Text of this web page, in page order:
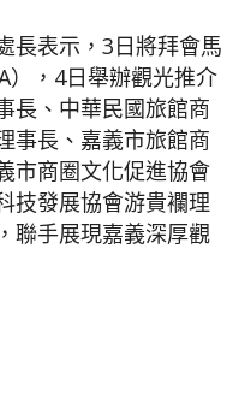
長表示，3日將拜會馬
），4日舉辦觀光推介
長、中華民國旅館商
事長、嘉義市旅館商
市商圈文化促進協會
技發展協會游貴襴理
聯手展現嘉義深厚觀